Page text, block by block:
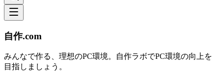
自作.com
みんなで作る、理想のPC環境。 自作ラボでPC環境の向上を
目指しましょう。